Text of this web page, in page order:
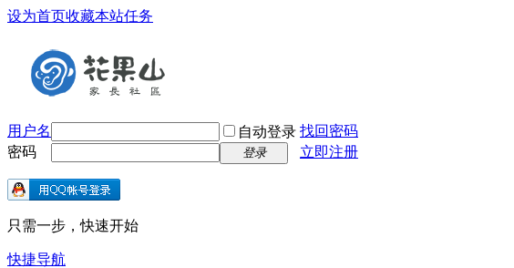
设为首页收藏本站任务
用户名 自动登录 找回密码
密码
登录 立即注册
只需一步，快速开始
快捷导航